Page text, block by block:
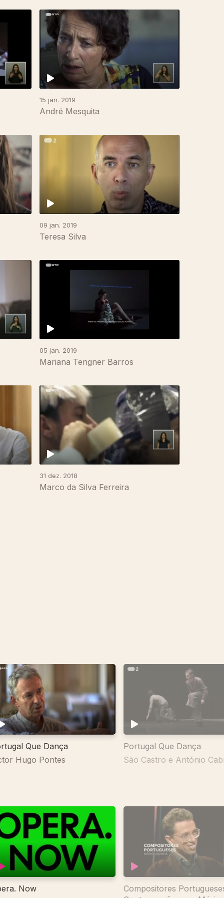
15 jan. 2019
André Mesquita
09 jan. 2019
Teresa Silva
05 jan. 2019
Mariana Tengner Barros
31 dez. 2018
Marco da Silva Ferreira
Que Dança
Hugo Pontes
Portugal Que Dança
São Castro e António
Now
Compositores